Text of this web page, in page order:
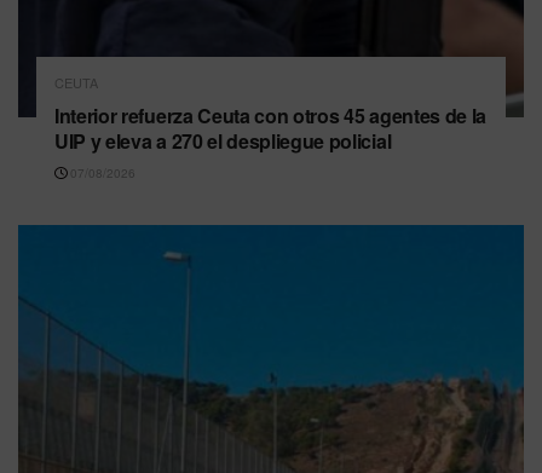
CEUTA
Interior refuerza Ceuta con otros 45 agentes de la
UIP y eleva a 270 el despliegue policial
07/08/2026